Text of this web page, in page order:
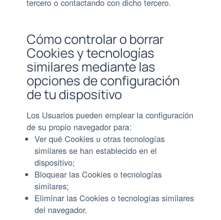
tercero o contactando con dicho tercero.
Cómo controlar o borrar
Cookies y tecnologías
similares mediante las
opciones de configuración
de tu dispositivo
Los Usuarios pueden emplear la configuración
de su propio navegador para:
Ver qué Cookies u otras tecnologías
similares se han establecido en el
dispositivo;
Bloquear las Cookies o tecnologías
similares;
Eliminar las Cookies o tecnologías similares
del navegador.